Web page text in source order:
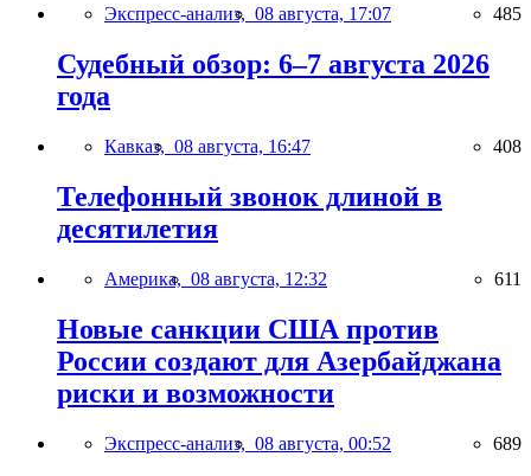
Экспресс-анализ, 08 августа, 17:07 485
Судебный обзор: 6–7 августа 2026
года
Кавказ, 08 августа, 16:47 408
Телефонный звонок длиной в
десятилетия
Америка, 08 августа, 12:32 611
Новые санкции США против
России создают для Азербайджана
риски и возможности
Экспресс-анализ, 08 августа, 00:52 689